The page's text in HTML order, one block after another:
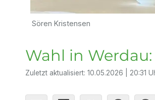
Sören Kristensen
Wahl in
Zuletzt aktualisiert: 10.05.2026 | 20:31